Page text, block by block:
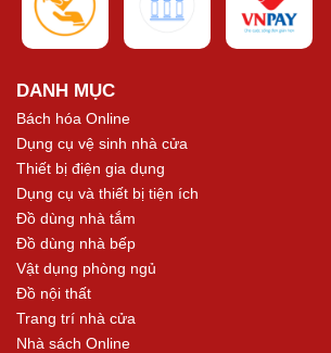
DANH MỤC
Bách hóa Online
Dụng cụ vệ sinh nhà cửa
Thiết bị điện gia dụng
Dụng cụ và thiết bị tiện ích
Đồ dùng nhà tắm
Đồ dùng nhà bếp
Vật dụng phòng ngủ
Đồ nội thất
Trang trí nhà cửa
Nhà sách Online